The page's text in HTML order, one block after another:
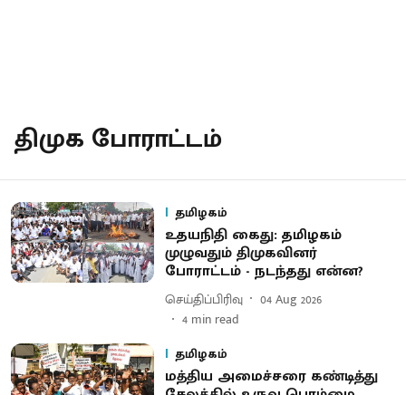
திமுக போராட்டம்
தமிழகம்
உதயநிதி கைது: தமிழகம்
முழுவதும் திமுகவினர்
போராட்டம் - நடந்தது என்ன?
செய்திப்பிரிவு
04 Aug 2026
4 min read
தமிழகம்
மத்திய அமைச்சரை கண்டித்து